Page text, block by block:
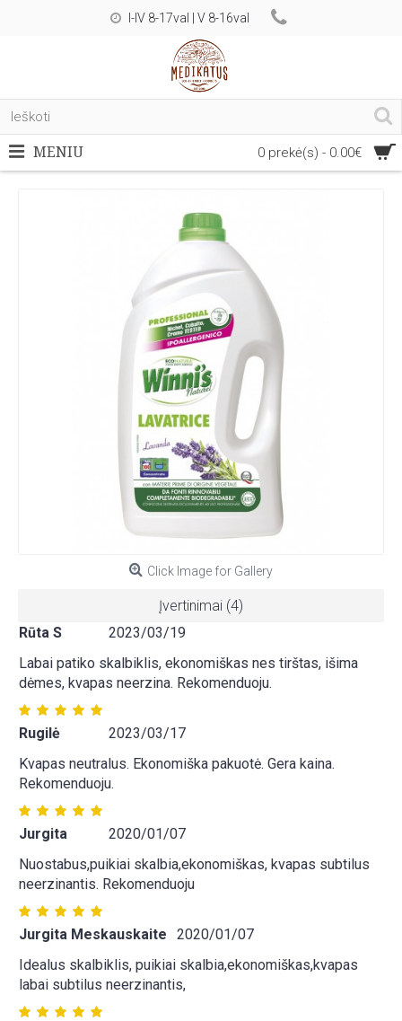
I-IV 8-17val | V 8-16val
0 prekė(s) - 0.00€
MENIU
Click Image for Gallery
Įvertinimai (4)
Rūta S
2023/03/19
Labai patiko skalbiklis, ekonomiškas nes tirštas, išima
dėmes, kvapas neerzina. Rekomenduoju.
Rugilė
2023/03/17
Kvapas neutralus. Ekonomiška pakuotė. Gera kaina.
Rekomenduoju.
Jurgita
2020/01/07
Nuostabus,puikiai skalbia,ekonomiškas, kvapas subtilus
neerzinantis. Rekomenduoju
Jurgita Meskauskaite
2020/01/07
Idealus skalbiklis, puikiai skalbia,ekonomiškas,kvapas
labai subtilus neerzinantis,